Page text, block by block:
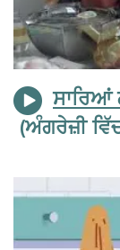
ਸਾਰਿਆਂ